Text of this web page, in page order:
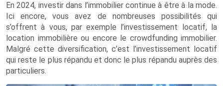
En 2024, investir dans l’immobilier continue à être à la mode.
Ici encore, vous avez de nombreuses possibilités qui
s’offrent à vous, par exemple l’investissement locatif, la
location immobilière ou encore le crowdfunding immobilier.
Malgré cette diversification, c’est l’investissement locatif
qui reste le plus répandu et donc le plus répandu auprès des
particuliers.